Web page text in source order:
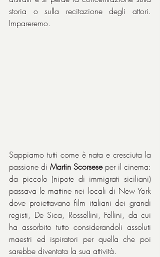
storia o sulla recitazione degli attori.
Impareremo.
Sappiamo tutti come è nata e cresciuta la
passione di Martin Scorsese per il cinema:
da piccolo (nipote di immigrati siciliani)
passava le mattine nei locali di New York
dove proiettavano film italiani dei grandi
registi, De Sica, Rossellini, Fellini, da cui
ha assorbito tutto considerandoli assoluti
maestri ed ispiratori per quella che poi
sarebbe diventata la sua attività.